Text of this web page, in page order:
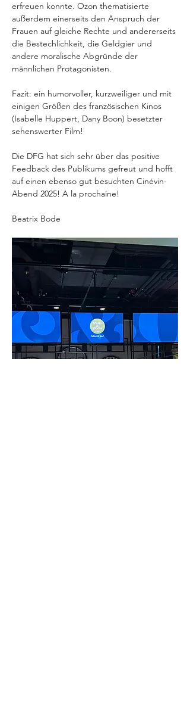
erfreuen konnte. Ozon thematisierte
außerdem einerseits den Anspruch der
Frauen auf gleiche Rechte und andererseits
die Bestechlichkeit, die Geldgier und
andere moralische Abgründe der
männlichen Protagonisten.
Fazit: ein humorvoller, kurzweiliger und mit
einigen Größen des französischen Kinos
(Isabelle Huppert, Dany Boon) besetzter
sehenswerter Film!
Die DFG hat sich sehr über das positive
Feedback des Publikums gefreut und hofft
auf einen ebenso gut besuchten Cinévin-
Abend 2025! A la prochaine!
Beatrix Bode